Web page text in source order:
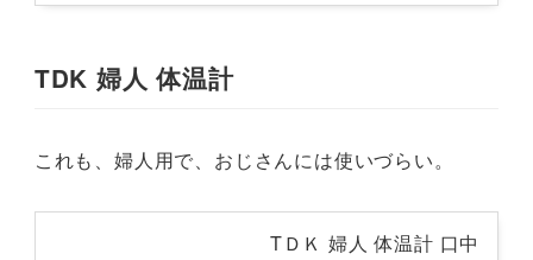
TDK 婦人 体温計
これも、婦人用で、おじさんには使いづらい。
TＤＫ 婦人 体温計 口中